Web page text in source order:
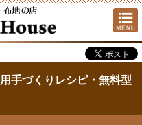
手づくりレシピ・無料型